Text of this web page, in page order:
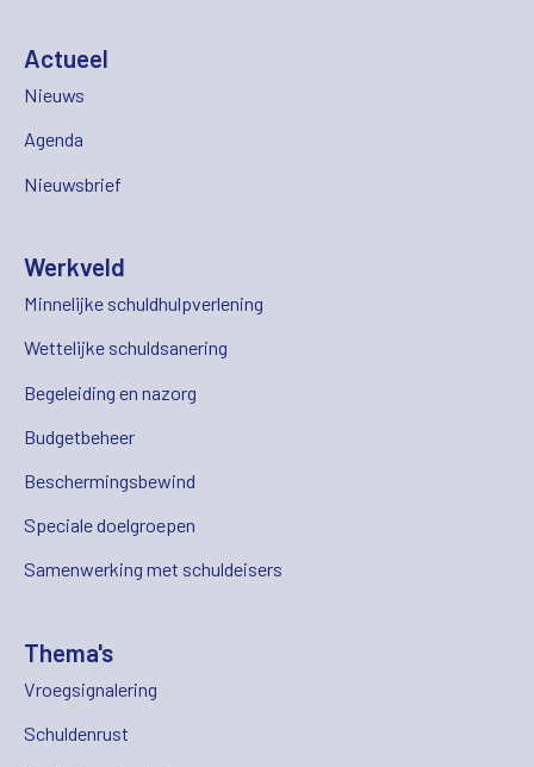
Actueel
Nieuws
Agenda
Nieuwsbrief
Werkveld
Minnelijke schuldhulpverlening
Wettelijke schuldsanering
Begeleiding en nazorg
Budgetbeheer
Beschermingsbewind
Speciale doelgroepen
Samenwerking met schuldeisers
Thema's
Vroegsignalering
Schuldenrust